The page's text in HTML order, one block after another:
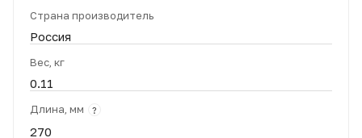
Страна производитель
Россия
Вес, кг
0.11
Длина, мм ?
270